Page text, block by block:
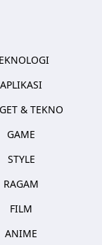
APLIKASI
& TEKNO
GAME
STYLE
RAGAM
FILM
ANIME